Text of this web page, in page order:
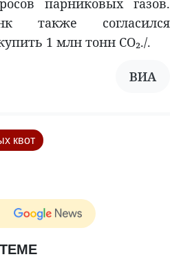
парниковых газов.
также согласился
1 млн тонн CO₂./.
ВИА
квот